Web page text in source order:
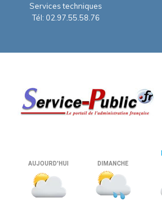
Services techniques
Tél: 02.97.55.58.76